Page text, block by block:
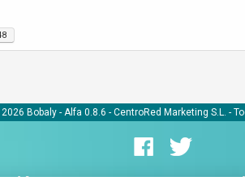
Bobaly - Alfa 0.8.6 - CentroRed Marketing S.L. -